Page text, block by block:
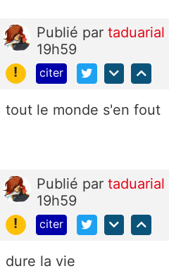
Publié par taduarial
19h59
!
citer
tout le monde s'en fout
Publié par taduarial
19h59
!
citer
dure la vie